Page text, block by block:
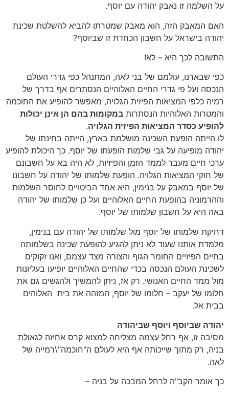
על השלמה זו נאבק יהודה עם יוסף.
האם המאבק הזה, הוא מאבק שמטרתו להביא להשלטת שכינת
יהודה בישראל על חשבון הכחדת זו שביוסף?
התשובה לכך היא – לא!
כפי שבארנו, עולמם של בני לאה, המתנהל כפי גדרי העולם
הנכסה ועל פי גדרי החיים האלוהיים הנסתרים אף בדרך של
רמיה כלפי המציאות הפיזית הגלויה, מאפשר להופיע את החוכמה
והמטרות האלוהיות הנסתרות במקומות בהם הן אינן יכולות
להופיע כסדר המציאות הפיזית הגלויה.
לו הייתה הופעת השכינה מושלמת בארץ, הייתה בחינתו של
יהודה מופיעה על גבי שלמות הופעתו של יוסף. כך היכולת להופיע
ערכי חיים מעבר לממד הזמן והפיזיות, לא היה בא על חשבונם
של חוקי המציאות הגלויה. הופעת שלמותו של יהודה על חשבונו
של יוסף במאבק על בנימין, היא אחד הביטויים לחוסר השלמות
וההרמוניה בהופעת החיים האלוהיים ועל כן שלמותו של יהודה
באה היא על חשבון שלמותו של יוסף.
דחיקת שלמותו של יוסף מול שלמותו של יהודה עם בנימין,
מלמדת אותנו שעוד לא ניתן להגיע להופעת שכינה בשלמותה
בחיים הפיזיים החומר הגוף והצורה מצד עצמם, ואנו זקוקים
לשכינת העולם הנכסה בכדי שהחיים האלוהיים יופיעו בעליונות
מול ממד החיים האנושי. רק אז, ניתן להמשיך ולהגשים גם את
חלומו של יעקב – חלומו של יוסף, המזהה את בית האלוהים
בבית אל.
יהודה שביוסף ויוסף שביהודה
מסיבה זו, אף רחל עצמה מצליחה למצוא קרס אחיזה לגאולת
בניה, רק מתוך שייכותה אף היא לעולם ה"חוכמה"\רמייה של
לאה.
כך אומר הקב"ה לרחל המבכה על בניה –